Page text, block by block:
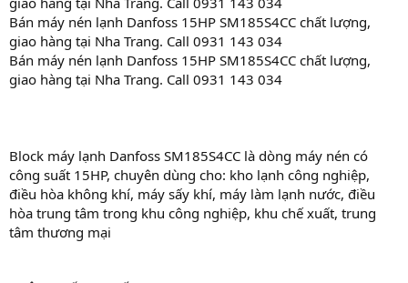
Bán máy nén lạnh Danfoss 15HP SM185S4CC chất lượng,
giao hàng tại Nha Trang. Call 0931 143 034
Bán máy nén lạnh Danfoss 15HP SM185S4CC chất lượng,
giao hàng tại Nha Trang. Call 0931 143 034
Block máy lạnh Danfoss SM185S4CC là dòng máy nén có
công suất 15HP, chuyên dùng cho: kho lạnh công nghiệp,
điều hòa không khí, máy sấy khí, máy làm lạnh nước, điều
hòa trung tâm trong khu công nghiệp, khu chế xuất, trung
tâm thương mại